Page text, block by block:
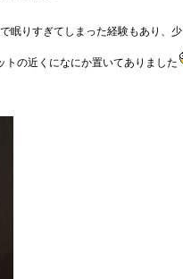
眠りすぎてしまった経験もあり、
の近くになにか置いてありました